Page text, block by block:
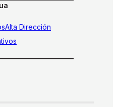
Alta Dirección